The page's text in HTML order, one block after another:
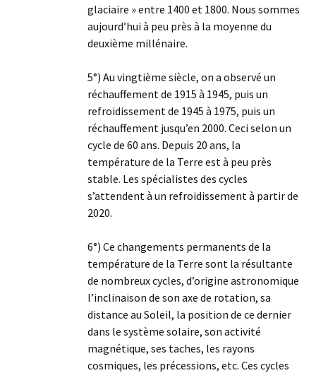
glaciaire » entre 1400 et 1800. Nous sommes
aujourd’hui à peu près à la moyenne du
deuxième millénaire.
5°) Au vingtième siècle, on a observé un
réchauffement de 1915 à 1945, puis un
refroidissement de 1945 à 1975, puis un
réchauffement jusqu’en 2000. Ceci selon un
cycle de 60 ans. Depuis 20 ans, la
température de la Terre est à peu près
stable. Les spécialistes des cycles
s’attendent à un refroidissement à partir de
2020.
6°) Ce changements permanents de la
température de la Terre sont la résultante
de nombreux cycles, d’origine astronomique
l’inclinaison de son axe de rotation, sa
distance au Soleil, la position de ce dernier
dans le système solaire, son activité
magnétique, ses taches, les rayons
cosmiques, les précessions, etc. Ces cycles